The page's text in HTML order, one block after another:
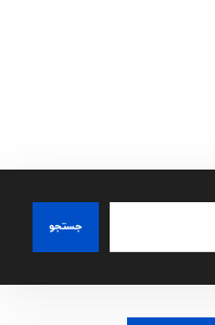
جستجو